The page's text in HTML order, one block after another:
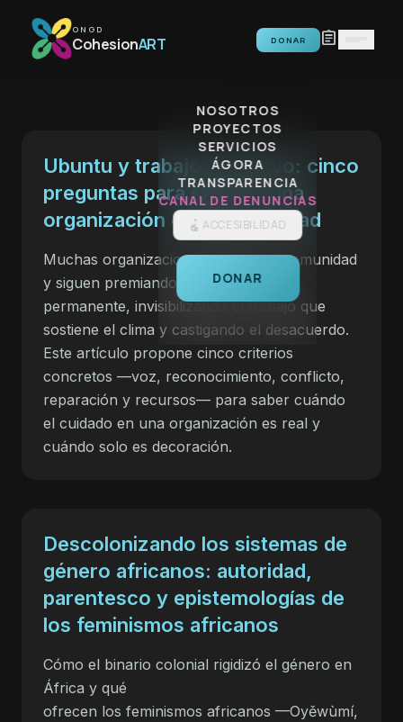
ONGD
CohesionART DONAR assignment
NOSOTROS
PROYECTOS
SERVICIOS
ÁGORA
TRANSPARENCIA
CANAL DE DENUNCIAS
ACCESIBILIDAD
DONAR
Ubuntu y trabajo colectivo: cinco
preguntas para saber si una
organización cuida de verdad
Muchas organizaciones hablan de comunidad
y siguen premiando la disponibilidad
permanente, invisibilizando el trabajo que
sostiene el clima y castigando el desacuerdo.
Este artículo propone cinco criterios
concretos —voz, reconocimiento, conflicto,
reparación y recursos— para saber cuándo
el cuidado en una organización es real y
cuándo solo es decoración.
Descolonizando los sistemas de
género africanos: autoridad,
parentesco y epistemologías de
los feminismos africanos
Cómo el binario colonial rigidizó el género en
África y qué
ofrecen los feminismos africanos —Oyěwùmí,